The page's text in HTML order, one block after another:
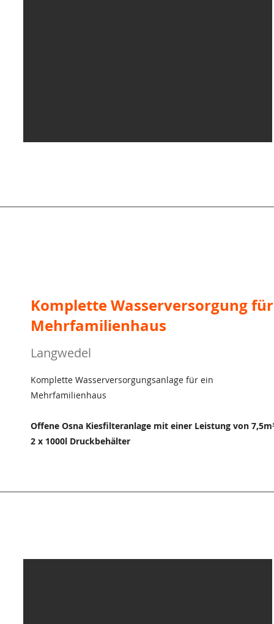
Komplette Wasserversorgung für
Mehrfamilienhaus
Langwedel
Komplette Wasserversorgungsanlage für ein
Mehrfamilienhaus
Offene Osna Kiesfilteranlage mit einer Leistung von
2 x 1000l Druckbehälter